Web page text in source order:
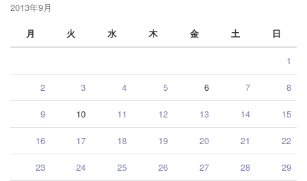
2013年9月
月
火 水 木 金 土 日
1
2 3 4 5 6 7 8
9 10 11 12 13 14 15
16 17 18 19 20 21 22
23 24 25 26 27 28 29